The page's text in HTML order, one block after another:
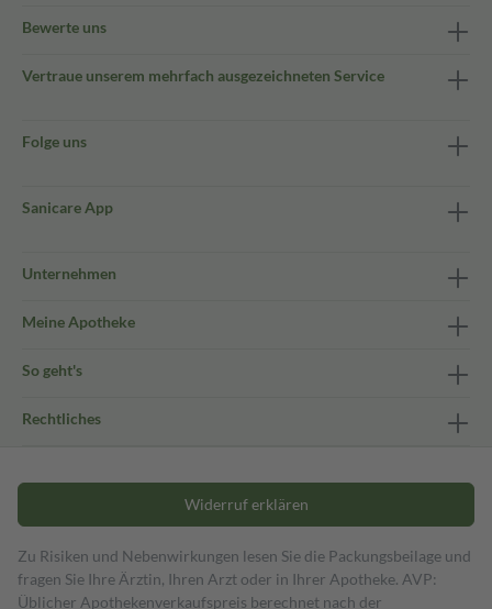
Bewerte uns
Vertraue unserem mehrfach ausgezeichneten Service
Folge uns
Sanicare App
Unternehmen
Meine Apotheke
So geht's
Rechtliches
Widerruf erklären
Zu Risiken und Nebenwirkungen lesen Sie die Packungsbeilage und
fragen Sie Ihre Ärztin, Ihren Arzt oder in Ihrer Apotheke. AVP:
Üblicher Apothekenverkaufspreis berechnet nach der